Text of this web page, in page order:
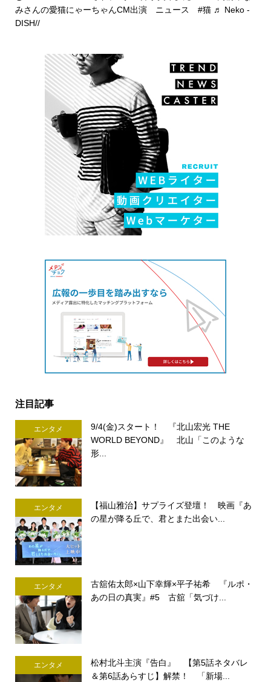
みさんの愛猫にゃーちゃんCM出演 ニュース #猫 ♬ Neko -
DISH//
注目記事
エンタメ
9/4(金)スタート！ 『北山宏光 THE
WORLD BEYOND』 北山「このような
形...
エンタメ
【福山雅治】サプライズ登壇！ 映画『あ
の星が降る丘で、君とまた出会い...
エンタメ
古舘佑太郎×山下幸輝×平子祐希 『ルポ・
あの日の真実』#5 古舘「気づけ...
エンタメ
松村北斗主演『告白』 【第5話ネタバレ
＆第6話あらすじ】解禁！ 「新場...